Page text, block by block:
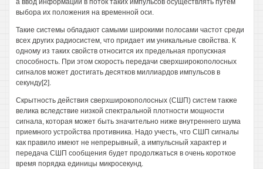
а ввод информации в поток таких импульсов осуществлять путем
выбора их положения на временной оси.
Такие системы обладают самыми широкими полосами частот среди
всех других радиосистем, что придает им уникальные свойства. К
одному из таких свойств относится их предельная пропускная
способность. При этом скорость передачи сверхширокополосных
сигналов может достигать десятков миллиардов импульсов в
секунду[2].
Скрытность действия сверхширокополосных (СШП) систем также
велика вследствие низкой спектральной плотности мощности
сигнала, которая может быть значительно ниже внутреннего шума
приемного устройства противника. Надо учесть, что СШП сигналы
как правило имеют не непрерывный, а импульсный характер и
передача СШП сообщения будет продолжаться в очень короткое
время порядка единицы микросекунд.